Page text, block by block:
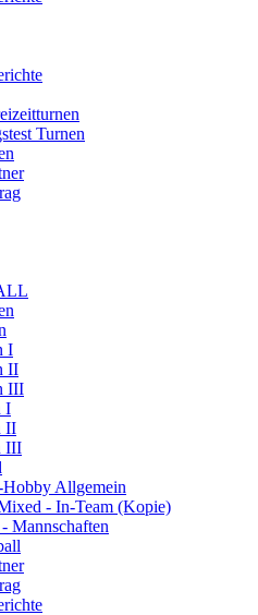
Turnen
I
II
III
I
II
III
Allgemein
- In-Team (Kopie)
Mannschaften